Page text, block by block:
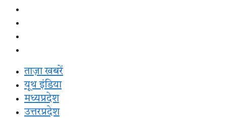
ताज़ा खबरें
यूथ इंडिया
मध्यप्रदेश
उत्तरप्रदेश